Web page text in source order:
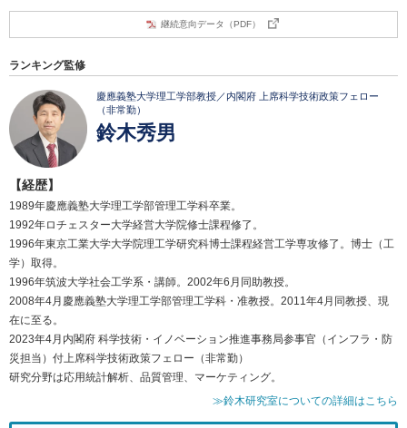
継続意向データ（PDF）
ランキング監修
慶應義塾大学理工学部教授／内閣府 上席科学技術政策フェロー
（非常勤）
鈴木秀男
【経歴】
1989年慶應義塾大学理工学部管理工学科卒業。
1992年ロチェスター大学経営大学院修士課程修了。
1996年東京工業大学大学院理工学研究科博士課程経営工学専攻修了。博士（工
学）取得。
1996年筑波大学社会工学系・講師。2002年6月同助教授。
2008年4月慶應義塾大学理工学部管理工学科・准教授。2011年4月同教授、現
在に至る。
2023年4月内閣府 科学技術・イノベーション推進事務局参事官（インフラ・防
災担当）付上席科学技術政策フェロー（非常勤）
研究分野は応用統計解析、品質管理、マーケティング。
≫鈴木研究室についての詳細はこちら